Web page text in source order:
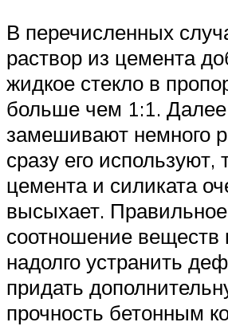
В перечисленных
раствор из цемента
жидкое стекло в
больше чем 1:1. Далее
замешивают немного
сразу его используют,
цемента и силиката
высыхает. Правильное
соотношение веществ
надолго устранить
придать
прочность бетонным